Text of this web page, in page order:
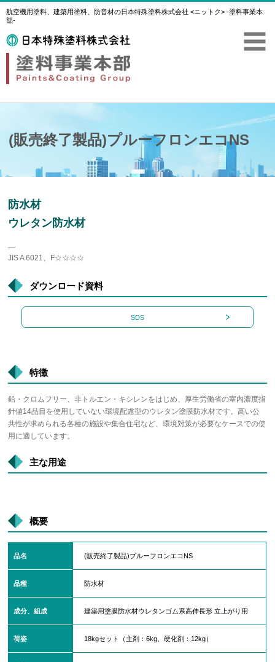
航空機用塗料、建築用塗料、防音材の日本特殊塗料株式会社 <ニットク> -塗料事業本
部-
(販売終了製品)プルーフロンエコNS
防水材
ウレタン防水材
―
JIS A 6021、F☆☆☆☆
ダウンロード資料
SDS
特徴
鉛・クロムフリー、非トルエン・キシレンをはじめ、厚生労働省の室内濃度指
針値14品目を使用していない環境配慮型のウレタン塗膜防水材です。高い公
共性が求められる各種の施設や集合住宅など、環境対策が必要なケースでの使
用に適しています。
主な用途
概要
品名 (販売終了製品)プルーフロンエコNS
品種 防水材
成分、組成 建築用塗膜防水材ウレタンゴム系高伸長形 立上がり用
荷姿 18kgセット（主剤：6kg、硬化剤：12kg）